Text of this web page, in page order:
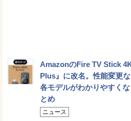
AmazonのFire TV Stick
Plus』に改名。性能変更
各モデルがわかりやすく
とめ
ニュース